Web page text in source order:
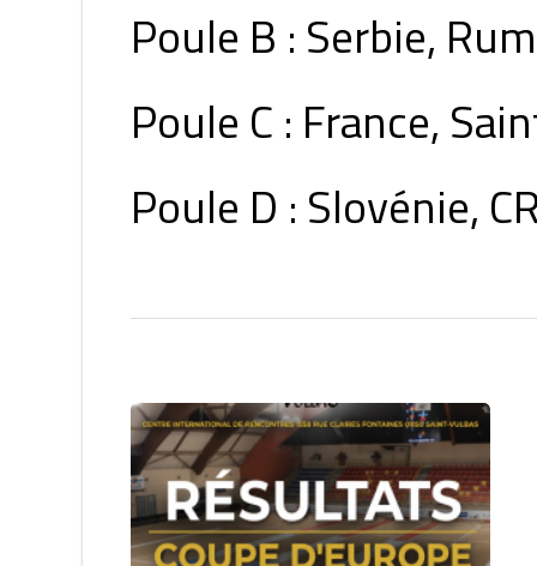
Poule B : Serbie,
Poule C : France,
Poule D : Slovénie,